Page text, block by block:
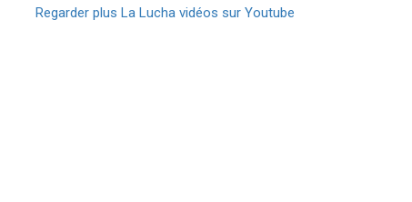
Regarder plus La Lucha vidéos sur Youtube